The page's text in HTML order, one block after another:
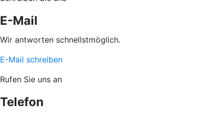
E-Mail
Wir antworten schnellstmöglich.
E-Mail schreiben
Rufen Sie uns an
Telefon